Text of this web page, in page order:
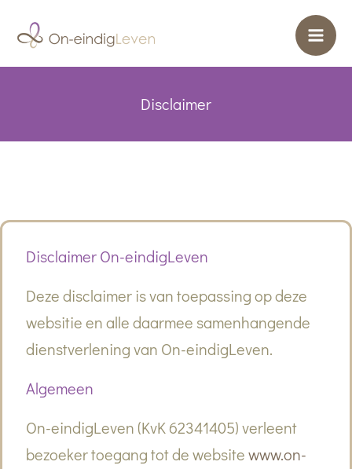
naar
de
Disclaimer
Disclaimer On-eindigLeven
Deze disclaimer is van toepassing op deze
websitie en alle daarmee samenhangende
dienstverlening van On-eindigLeven.
Algemeen
On-eindigLeven (KvK 62341405) verleent
bezoeker toegang tot de websitewww.on-